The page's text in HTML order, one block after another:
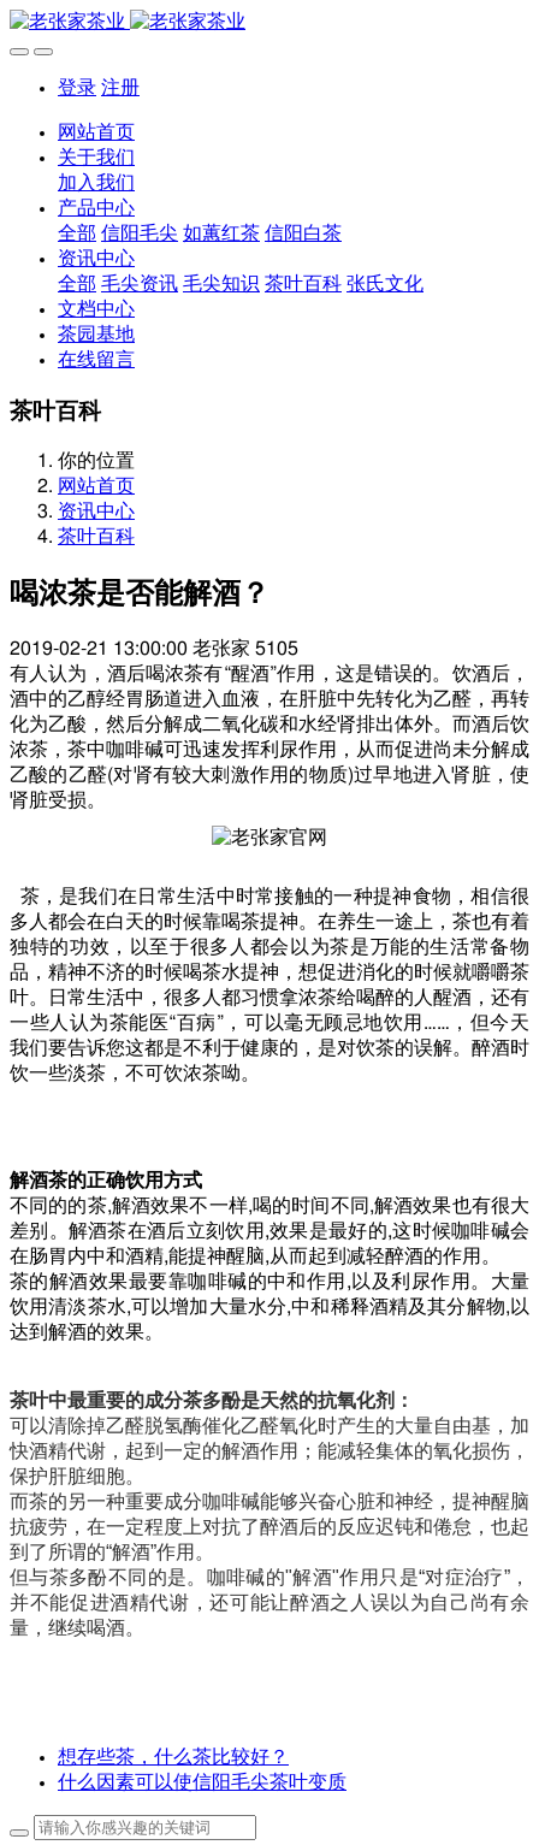
登录 注册
网站首页
关于我们
加入我们
产品中心
全部 信阳毛尖 如蕙红茶 信阳白茶
资讯中心
全部 毛尖资讯 毛尖知识 茶叶百科 张氏文化
文档中心
茶园基地
在线留言
茶叶百科
你的位置
网站首页
资讯中心
茶叶百科
喝浓茶是否能解酒？
2019-02-21 13:00:00 老张家 5105
有人认为，酒后喝浓茶有“醒酒”作用，这是错误的。饮酒后，
酒中的乙醇经胃肠道进入血液，在肝脏中先转化为乙醛，再转
化为乙酸，然后分解成二氧化碳和水经肾排出体外。而酒后饮
浓茶，茶中咖啡碱可迅速发挥利尿作用，从而促进尚未分解成
乙酸的乙醛(对肾有较大刺激作用的物质)过早地进入肾脏，使
肾脏受损。
茶，是我们在日常生活中时常接触的一种提神食物，相信很
多人都会在白天的时候靠喝茶提神。在养生一途上，茶也有着
独特的功效，以至于很多人都会以为茶是万能的生活常备物
品，精神不济的时候喝茶水提神，想促进消化的时候就嚼嚼茶
叶。日常生活中，很多人都习惯拿浓茶给喝醉的人醒酒，还有
一些人认为茶能医“百病”，可以毫无顾忌地饮用 …… ，但今天
我们要告诉您这都是不利于健康的，是对饮茶的误解。醉酒时
饮一些淡茶，不可饮浓茶呦。
解酒茶的正确饮用方式
不同的的茶,解酒效果不一样,喝的时间不同,解酒效果也有很大
差别。解酒茶在酒后立刻饮用,效果是最好的,这时候咖啡碱会
在肠胃内中和酒精,能提神醒脑,从而起到减轻醉酒的作用。
茶的解酒效果最要靠咖啡碱的中和作用,以及利尿作用。大量
饮用清淡茶水,可以增加大量水分,中和稀释酒精及其分解物,以
达到解酒的效果。
茶叶中最重要的成分茶多酚是天然的抗氧化剂：
可以清除掉乙醛脱氢酶催化乙醛氧化时产生的大量自由基，加
快酒精代谢，起到一定的解酒作用；能减轻集体的氧化损伤，
保护肝脏细胞。
而茶的另一种重要成分咖啡碱能够兴奋心脏和神经，提神醒脑
抗疲劳，在一定程度上对抗了醉酒后的反应迟钝和倦怠，也起
到了所谓的“解酒”作用。
但与茶多酚不同的是。咖啡碱的"解酒"作用只是“对症治疗”，
并不能促进酒精代谢，还可能让醉酒之人误以为自己尚有余
量，继续喝酒。
想存些茶，什么茶比较好？
什么因素可以使信阳毛尖茶叶变质